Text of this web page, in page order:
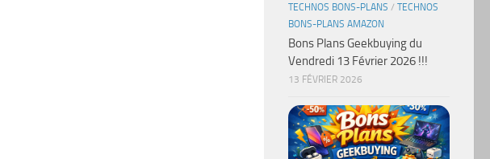
TECHNOS BONS-PLANS / TECHNOS
BONS-PLANS AMAZON
Bons Plans Geekbuying du
Vendredi 13 Février 2026 !!!
13 FÉVRIER 2026